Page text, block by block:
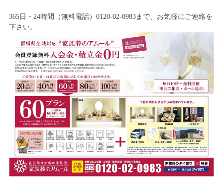
365日・24時間（無料電話）0120-02-0983まで、お気軽にご連絡を
下さい。